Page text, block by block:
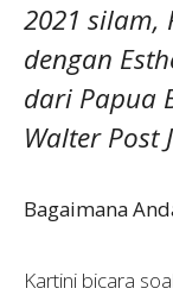
2021 silam,
dengan
dari Papua
Walter Post
Bagaimana
Kartini bicara